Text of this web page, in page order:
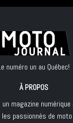
numéro un au Québec!
À PROPOS
magazine
passionnés de moto